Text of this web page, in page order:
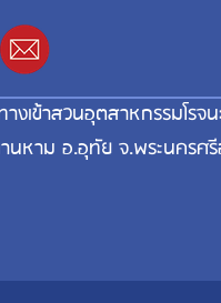
งเข้าสวนอุตสาหกรรมโรจ
นหาม อ.อุทัย จ.พระนครศ